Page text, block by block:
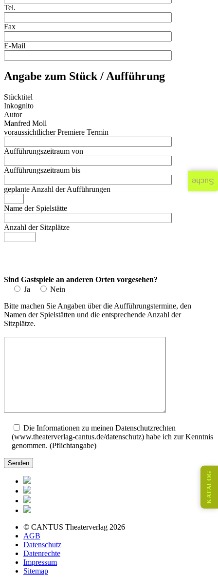
Tel.
Fax
E-Mail
Angabe zum Stück / Aufführung
Stücktitel
Inkognito
Autor
Manfred Moll
voraussichtlicher Premiere Termin
Aufführungszeitraum von
Aufführungszeitraum bis
geplante Anzahl der Aufführungen
Name der Spielstätte
Anzahl der Sitzplätze
Sind Gastspiele an anderen Orten vorgesehen?
Ja
Nein
Bitte machen Sie Angaben über die Aufführungstermine, den
Namen der Spielstätten und die entsprechende Anzahl der
Sitzplätze.
Die Informationen zu meinen Datenschutzrechten
(www.theaterverlag-cantus.de/datenschutz) habe ich zur Kenntnis
genommen. (Pflichtangabe)
© CANTUS Theaterverlag 2026
AGB
Datenschutz
Datenrechte
Impressum
Sitemap
KATALOG
Suche